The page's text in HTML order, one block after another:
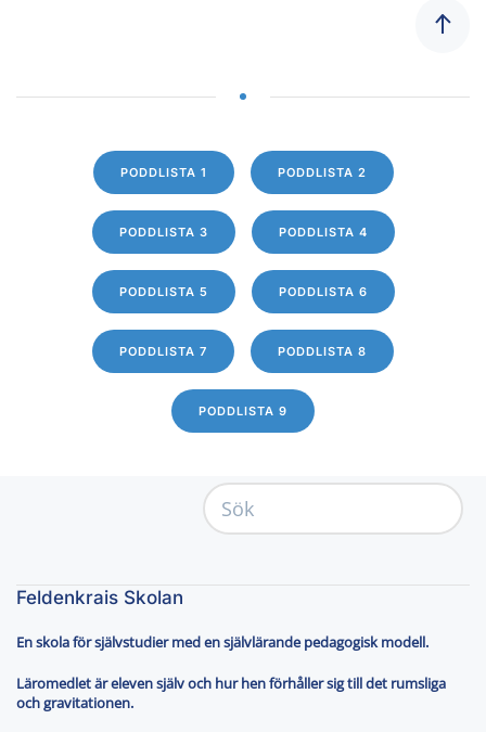
PODDLISTA 1 PODDLISTA 2
PODDLISTA 3 PODDLISTA 4
PODDLISTA 5 PODDLISTA 6
PODDLISTA 7 PODDLISTA 8
PODDLISTA 9
Feldenkrais Skolan
En skola för självstudier med en självlärande pedagogisk modell.
Läromedlet är eleven själv och hur hen förhåller sig till det rumsliga
och gravitationen.